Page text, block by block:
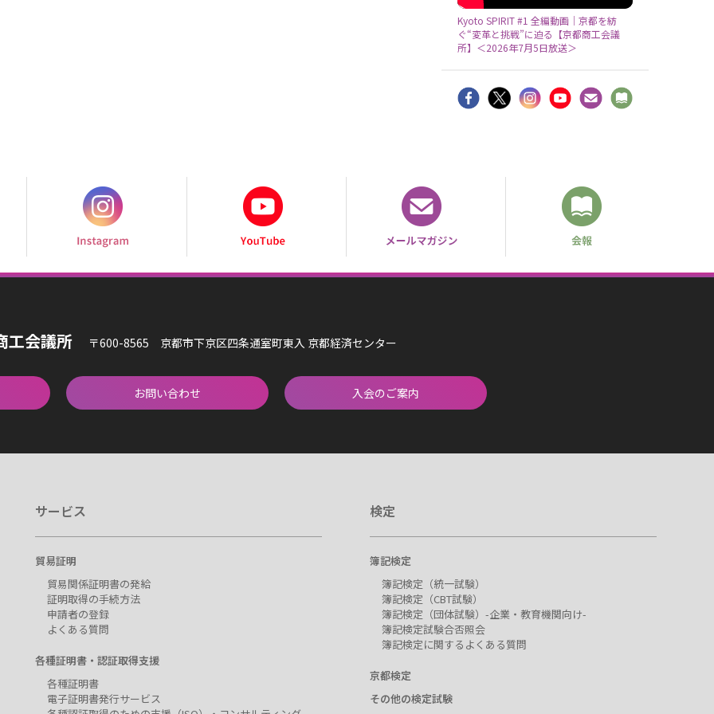
Kyoto SPIRIT #1 全編動画｜京都を紡
ぐ“変革と挑戦”に迫る【京都商工会議
所】＜2026年7月5日放送＞
工会議所 〒600-8565 京都市下京区四条通室町東入 京都経済センター
お問い合わせ 入会のご案内
サービス
貿易証明
貿易関係証明書の発給
証明取得の手続方法
申請者の登録
よくある質問
各種証明書・認証取得支援
各種証明書
電子証明書発行サービス
検定
簿記検定
簿記検定（統一試験）
簿記検定（CBT試験）
簿記検定（団体試験）-企業・教育機関向け-
簿記検定試験合否照会
簿記検定に関するよくある質問
京都検定
その他の検定試験